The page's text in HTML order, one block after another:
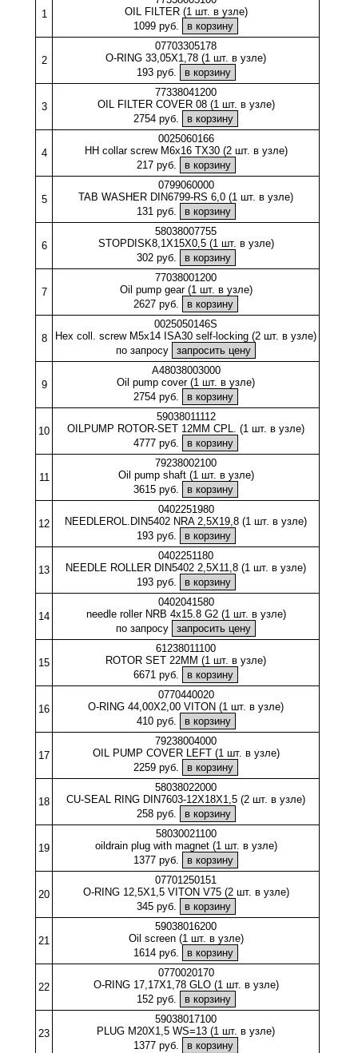
1
OIL FILTER (1 шт. в узле)
1099 руб.
2
07703305178
O-RING 33,05X1,78 (1 шт. в узле)
193 руб.
3
77338041200
OIL FILTER COVER 08 (1 шт. в узле)
2754 руб.
4
0025060166
HH collar screw M6x16 TX30 (2 шт. в узле)
217 руб.
5
0799060000
TAB WASHER DIN6799-RS 6,0 (1 шт. в узле)
131 руб.
6
58038007755
STOPDISK8,1X15X0,5 (1 шт. в узле)
302 руб.
7
77038001200
Oil pump gear (1 шт. в узле)
2627 руб.
8
0025050146S
Hex coll. screw M5x14 ISA30 self-locking (2 шт. в узле)
по запросу
9
A48038003000
Oil pump cover (1 шт. в узле)
2754 руб.
10
59038011112
OILPUMP ROTOR-SET 12MM CPL. (1 шт. в узле)
4777 руб.
11
79238002100
Oil pump shaft (1 шт. в узле)
3615 руб.
12
0402251980
NEEDLEROL.DIN5402 NRA 2,5X19,8 (1 шт. в узле)
193 руб.
13
0402251180
NEEDLE ROLLER DIN5402 2,5X11,8 (1 шт. в узле)
193 руб.
14
0402041580
needle roller NRB 4x15.8 G2 (1 шт. в узле)
по запросу
15
61238011100
ROTOR SET 22MM (1 шт. в узле)
6671 руб.
16
0770440020
O-RING 44,00X2,00 VITON (1 шт. в узле)
410 руб.
17
79238004000
OIL PUMP COVER LEFT (1 шт. в узле)
2259 руб.
18
58038022000
CU-SEAL RING DIN7603-12X18X1,5 (2 шт. в узле)
258 руб.
19
58030021100
oildrain plug with magnet (1 шт. в узле)
1377 руб.
20
07701250151
O-RING 12,5X1,5 VITON V75 (2 шт. в узле)
345 руб.
21
59038016200
Oil screen (1 шт. в узле)
1614 руб.
22
0770020170
O-RING 17,17X1,78 GLO (1 шт. в узле)
152 руб.
23
59038017100
PLUG M20X1,5 WS=13 (1 шт. в узле)
1377 руб.